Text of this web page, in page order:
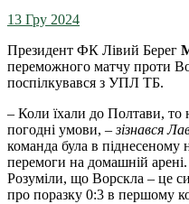
13 Гру 2024
Президент ФК Лівий Берег
переможного матчу проти
поспілкувався з УПЛ ТБ.
– Коли їхали до Полтави, то
погодні умови, –зізнався
команда була в піднесеному
перемоги на домашній
Розуміли, що Ворскла – це
про поразку 0:3 в першому